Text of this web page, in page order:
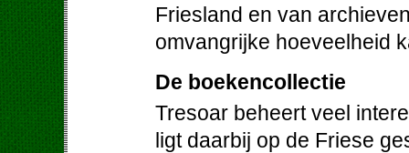
Friesland en van
omvangrijke hoeveelheid
De boekencollectie
Tresoar beheert veel
ligt daarbij op de Friese